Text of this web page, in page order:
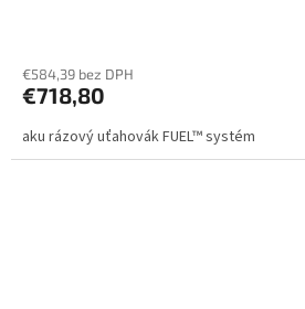
€584,39 bez DPH
€718,80
aku rázový uťahovák FUEL™ systém